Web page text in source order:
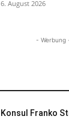
6. August 2026
- Werbung
Konsul Franko